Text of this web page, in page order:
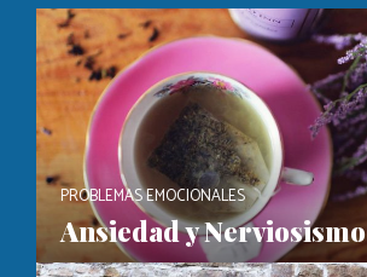
PROBLEMAS EMOCIONALES
Ansiedad y Nerviosismo